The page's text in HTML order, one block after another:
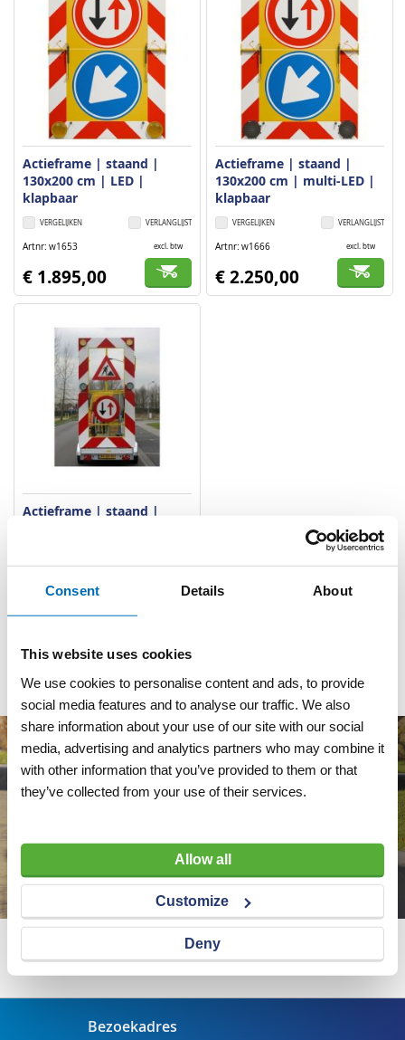
Consent Details About
This website uses cookies
We use cookies to personalise content and ads, to provide
social media features and to analyse our traffic. We also
share information about your use of our site with our social
media, advertising and analytics partners who may combine it
with other information that you’ve provided to them or that
they’ve collected from your use of their services.
Allow all
Customize
Deny
Actieframe | staand |
130x200 cm | LED |
klapbaar
VERLANGLIJST
VERGELIJKEN
Artnr w1653 excl. btw
€ 1.895,00
Actieframe | staand |
130x200 cm | multi-LED |
klapbaar
VERLANGLIJST
VERGELIJKEN
Artnr w1666 excl. btw
€ 2.250,00
Actieframe | staand |
w8876
€ 3.500,00
Toon
Wij adviseren u graag
Bezoekadres